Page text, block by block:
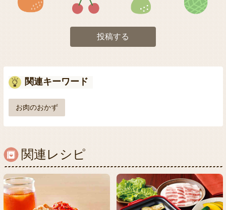
投稿する
関連キーワード
お肉のおかず
関連レシピ